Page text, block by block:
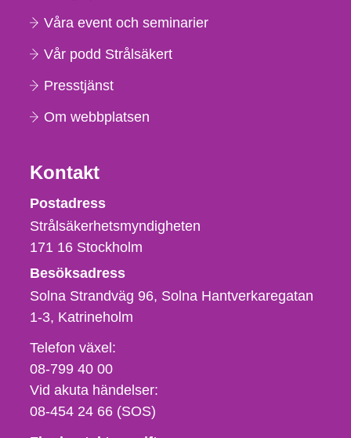
Våra event och seminarier
Vår podd Strålsäkert
Presstjänst
Om webbplatsen
Kontakt
Strålsäkerhetsmyndigheten
Postadress
Strålsäkerhetsmyndigheten
171 16 Stockholm
Besöksadress
Solna Strandväg 96, Solna Hantverkaregatan
1-3 Katrineholm
Telefon,
fax
och
e-
Telefon växel:
08-799 40 00
Vid akuta händelser:
08-454 24 66 (SOS)